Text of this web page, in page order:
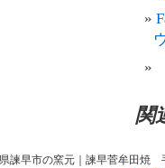
関
諫早市の窯元｜諫早菅牟田焼